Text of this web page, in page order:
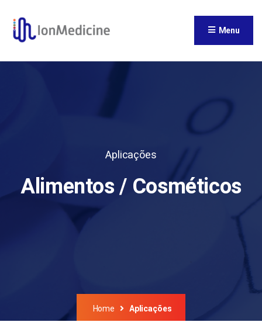
Menu
Aplicações
Alimentos / Cosméticos
Home Aplicações